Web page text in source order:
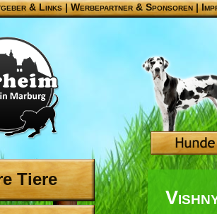
& Links|Werbepartner & Sponsoren|
Tiere